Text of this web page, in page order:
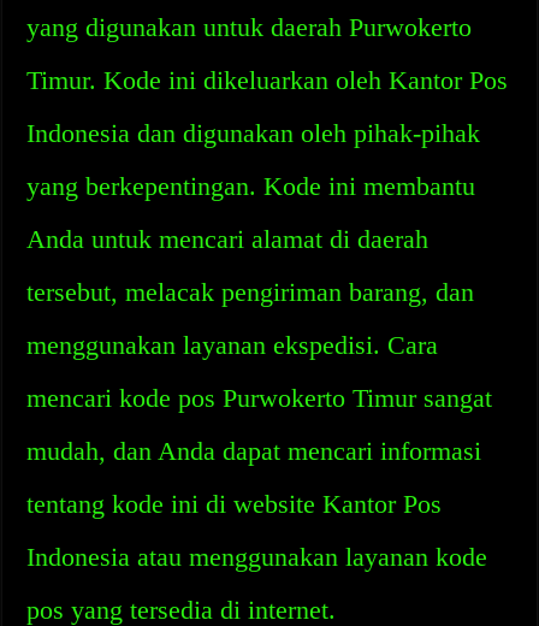
yang digunakan untuk daerah Purwokerto
Timur. Kode ini dikeluarkan oleh Kantor Pos
Indonesia dan digunakan oleh pihak-pihak
yang berkepentingan. Kode ini membantu
Anda untuk mencari alamat di daerah
tersebut, melacak pengiriman barang, dan
menggunakan layanan ekspedisi. Cara
mencari kode pos Purwokerto Timur sangat
mudah, dan Anda dapat mencari informasi
tentang kode ini di website Kantor Pos
Indonesia atau menggunakan layanan kode
pos yang tersedia di internet.